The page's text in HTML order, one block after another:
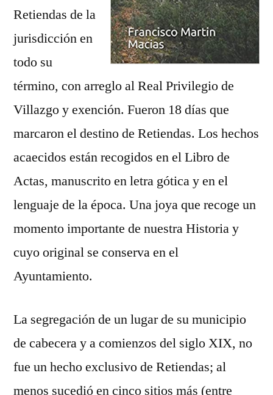
Retiendas de la
jurisdicción en
todo su
término, con arreglo al Real Privilegio de
Villazgo y exención. Fueron 18 días que
marcaron el destino de Retiendas. Los hechos
acaecidos están recogidos en el Libro de
Actas, manuscrito en letra gótica y en el
lenguaje de la época. Una joya que recoge un
momento importante de nuestra Historia y
cuyo original se conserva en el
Ayuntamiento.
La segregación de un lugar de su municipio
de cabecera y a comienzos del siglo XIX, no
fue un hecho exclusivo de Retiendas; al
menos sucedió en cinco sitios más (entre